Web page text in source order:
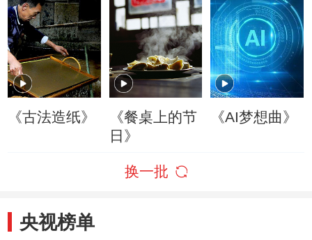
《古法造纸》
《餐桌上的节
日》
《AI梦想曲》
换一批
央视榜单